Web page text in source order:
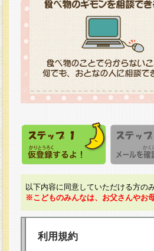
以下内容に同意していただける方の
※こどものみんなは、お父さんやお
利用規約